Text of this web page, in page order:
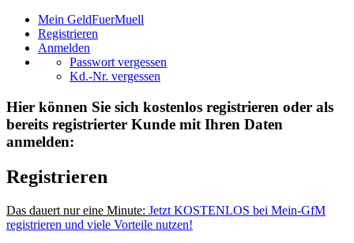
Mein GeldFuerMuell
Registrieren
Anmelden
Passwort vergessen
Kd.-Nr. vergessen
Hier können Sie sich kostenlos registrieren oder als
bereits registrierter Kunde mit Ihren Daten
anmelden:
Registrieren
Das dauert nur eine Minute: Jetzt KOSTENLOS bei Mein-GfM
registrieren und viele Vorteile nutzen!